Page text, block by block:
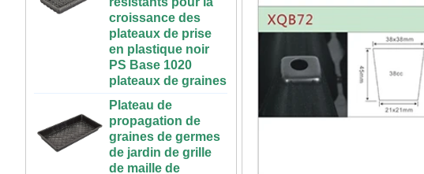
ABS Gutting en
plastique pour la
serre et l'utilisation
de la ferme
Grande Table de
culture
hydroponique
roulante en
plastique, intérieur
et extérieur, 3x6,
plateaux de prise
en plastique noir
PS Base 1020
plateaux de graines
Plateau de
propagation de
graines de germes
de jardin de grille
de maille de
rectangle en